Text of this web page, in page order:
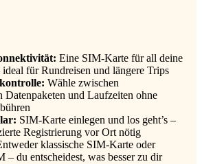
Eine SIM-Karte für all deine
ideal für Rundreisen und längere Trips
Wähle zwischen
Datenpaketen und Laufzeiten ohne
SIM-Karte einlegen und los geht’s –
Registrierung vor Ort nötig
klassische SIM-Karte oder
– du entscheidest, was besser zu dir